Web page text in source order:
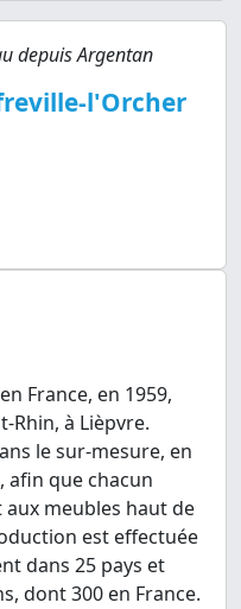
depuis Argentan
l'Orcher
France, en 1959,
Rhin, à Lièpvre.
le sur-mesure, en
afin que chacun
aux meubles haut de
est effectuée
dans 25 pays et
dont 300 en France.